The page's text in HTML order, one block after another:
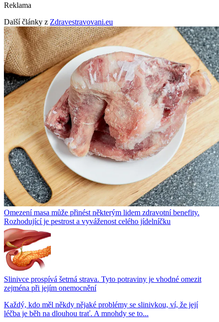
Reklama
Další články z Zdravestravovani.eu
Omezení masa může přinést některým lidem zdravotní benefity.
Rozhodující je pestrost a vyváženost celého jídelníčku
Slinivce prospívá šetrná strava. Tyto potraviny je vhodné omezit
zejména při jejím onemocnění
Každý, kdo měl někdy nějaké problémy se slinivkou, ví, že její
léčba je běh na dlouhou trať. A mnohdy se to...